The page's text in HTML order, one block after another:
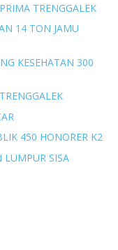
TRENGGALEK
14 TON JAMU
KESEHATAN 300
450 HONORER K2
LUMPUR SISA